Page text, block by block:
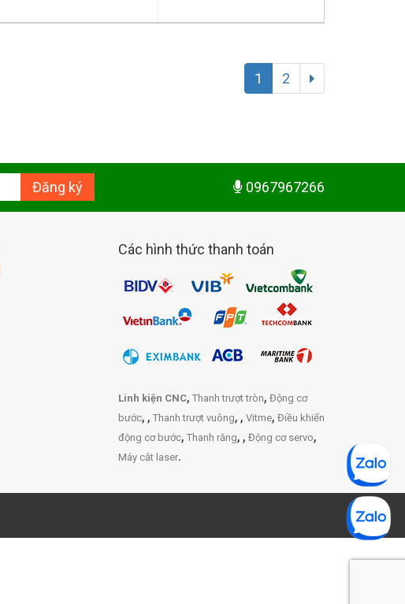
1 2
Đăng ký 0967967266
Các hình thức thanh toán
Linh kiện CNC, Thanh trượt tròn, Động cơ
bước, , Thanh trượt vuông, , Vitme, Điều khiển
động cơ bước, Thanh răng, , Động cơ servo,
Máy cắt laser.